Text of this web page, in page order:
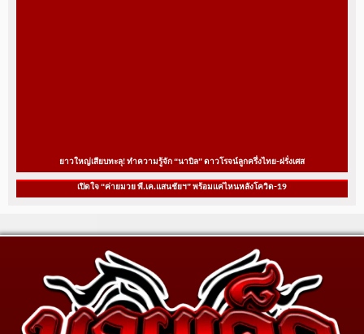
ยาวใหญ่เสียบทะลุ! ทำความรู้จัก “นาบิล” ดาวโรจน์ลูกครึ่งไทย-ฝรั่งเศส
เปิดใจ “ค่ายมวย พี.เค.แสนชัยฯ” พร้อมแค่ไหนหลังโควิด-19